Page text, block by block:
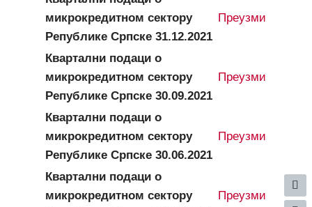
микрокредитном сектору
Републике Српске 31.12.2021
Преузми
Квартални подаци о
микрокредитном сектору
Републике Српске 30.09.2021
Преузми
Квартални подаци о
микрокредитном сектору
Републике Српске 30.06.2021
Преузми
Квартални подаци о
микрокредитном сектору
Преузми